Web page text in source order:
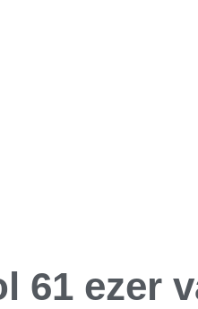
61 ezer